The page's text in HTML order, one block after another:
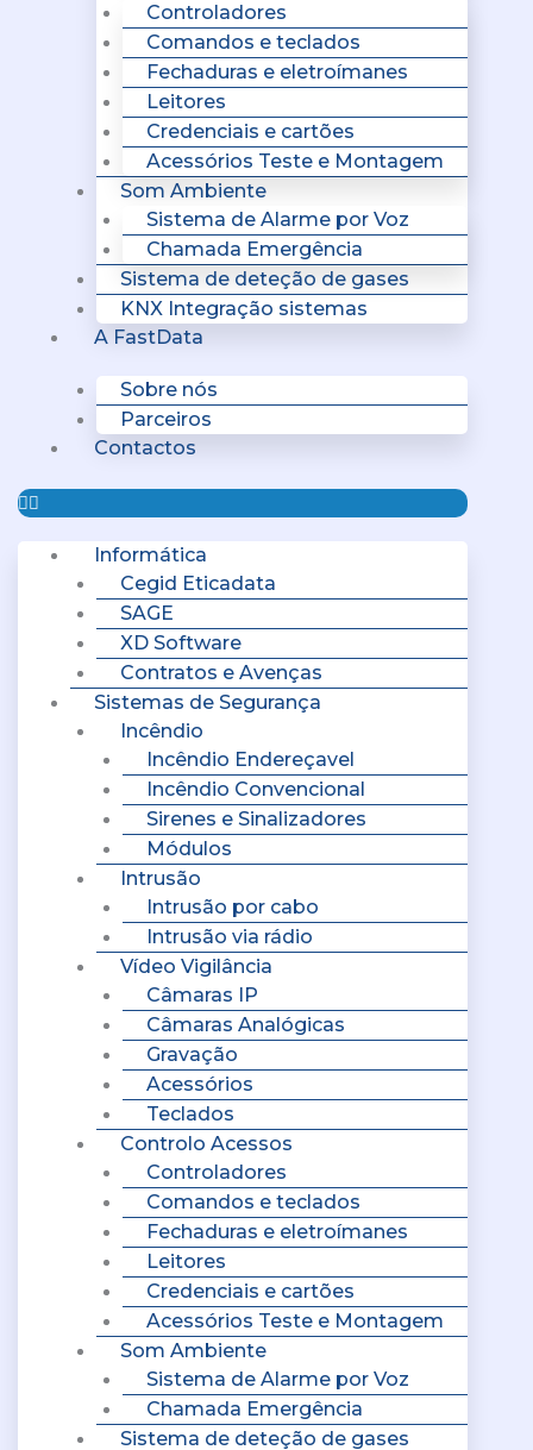
Controladores
Comandos e teclados
Fechaduras e eletroímanes
Leitores
Credenciais e cartões
Acessórios Teste e Montagem
Som Ambiente
Sistema de Alarme por Voz
Chamada Emergência
Sistema de deteção de gases
KNX Integração sistemas
A FastData
Sobre nós
Parceiros
Contactos
Informática
Cegid Eticadata
SAGE
XD Software
Contratos e Avenças
Sistemas de Segurança
Incêndio
Incêndio Endereçavel
Incêndio Convencional
Sirenes e Sinalizadores
Módulos
Intrusão
Intrusão por cabo
Intrusão via rádio
Vídeo Vigilância
Câmaras IP
Câmaras Analógicas
Gravação
Acessórios
Teclados
Controlo Acessos
Controladores
Comandos e teclados
Fechaduras e eletroímanes
Leitores
Credenciais e cartões
Acessórios Teste e Montagem
Som Ambiente
Sistema de Alarme por Voz
Chamada Emergência
Sistema de deteção de gases